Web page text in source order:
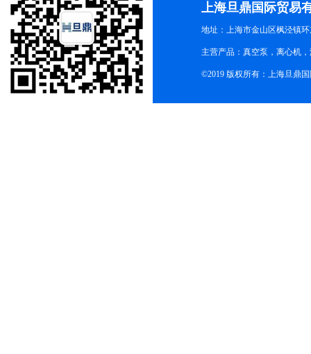
上海旦鼎国际贸易
地址：上海市金山区枫泾镇
主营产品：真空泵，离心机
©2019 版权所有：上海旦鼎